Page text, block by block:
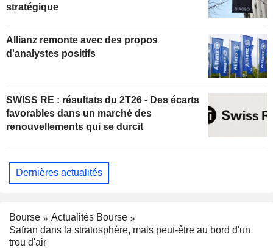
stratégique
Allianz remonte avec des propos
d'analystes positifs
SWISS RE : résultats du 2T26 - Des écarts
favorables dans un marché des
renouvellements qui se durcit
Dernières actualités
Bourse
Actualités Bourse
Safran dans la stratosphère, mais peut-être au bord d'un
trou d'air